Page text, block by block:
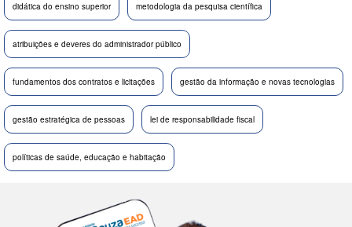
didática do ensino superior metodologia da pesquisa científica
atribuições e deveres do administrador público
fundamentos dos contratos e licitações gestão da informação e novas tecnologias
gestão estratégica de pessoas lei de responsabilidade fiscal
políticas de saúde, educação e habitação